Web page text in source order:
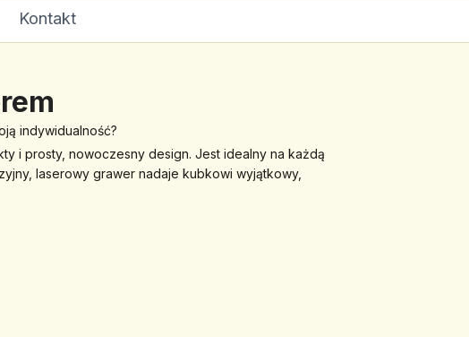
Kontakt
indywidualność?
i prosty, nowoczesny design. Jest idealny na każdą
laserowy grawer nadaje kubkowi wyjątkowy,